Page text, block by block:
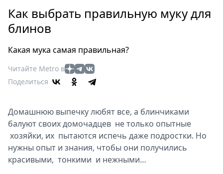
Россия
Мир
Еда
Туризм
Мода
Кино
Афиша
Книги
Выставки
Пресс-
Как выбрать правильную муку для
блинов
Какая мука самая правильная?
Читайте Metro в
Поделиться
Домашнюю выпечку любят все, а блинчиками
балуют своих домочадцев не только опытные
хозяйки, их пытаются испечь даже подростки. Но
нужны опыт и знания, чтобы они получились
красивыми, тонкими и нежными…